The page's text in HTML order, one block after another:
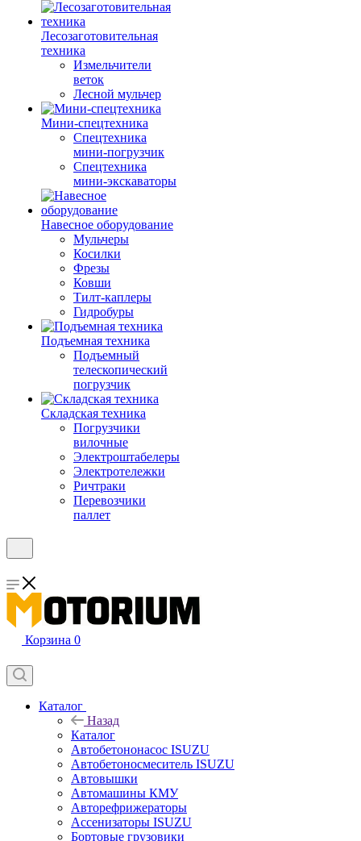
Лесозаготовительная
техника
Измельчители
веток
Лесной мульчер
Мини-спецтехника
Спецтехника
мини-погрузчик
Спецтехника
мини-экскаваторы
Навесное оборудование
Мульчеры
Косилки
Фрезы
Ковши
Тилт-каплеры
Гидробуры
Подъемная техника
Подъемный
телескопический
погрузчик
Складская техника
Погрузчики
вилочные
Электроштабелеры
Электротележки
Ричтраки
Перевозчики
паллет
Корзина 0
Каталог
Назад
Каталог
Автобетононасос ISUZU
Автобетоносмеситель ISUZU
Автовышки
Автомашины КМУ
Авторефрижераторы
Ассенизаторы ISUZU
Бортовые грузовики